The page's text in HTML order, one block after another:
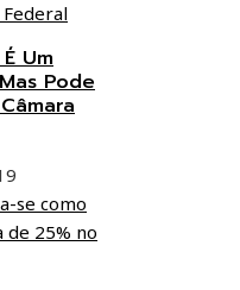
Um
Pode